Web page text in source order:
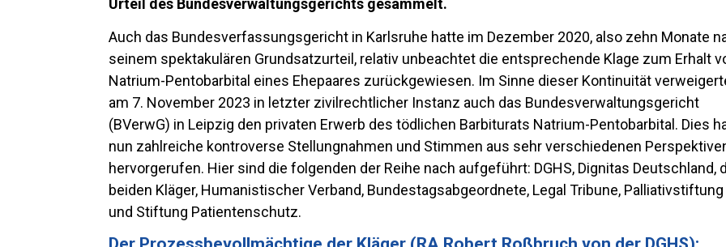
Auch das Bundesverfassungsgericht in Karlsruhe hatte im Dezember 2020, also zehn Monate
seinem spektakulären Grundsatzurteil, relativ unbeachtet die entsprechende Klage zum Erhalt
Natrium-Pentobarbital eines Ehepaares zurückgewiesen. Im Sinne dieser Kontinuität
am 7. November 2023 in letzter zivilrechtlicher Instanz auch das Bundesverwaltungsgericht
(BVerwG) in Leipzig den privaten Erwerb des tödlichen Barbiturats Natrium-Pentobarbital. Dies
nun zahlreiche kontroverse Stellungnahmen und Stimmen aus sehr verschiedenen
hervorgerufen. Hier sind die folgenden der Reihe nach aufgeführt: DGHS, Dignitas Deutschland,
beiden Kläger, Humanistischer Verband, Bundestagsabgeordnete, Legal Tribune, Palliativstiftung
und Stiftung Patientenschutz.